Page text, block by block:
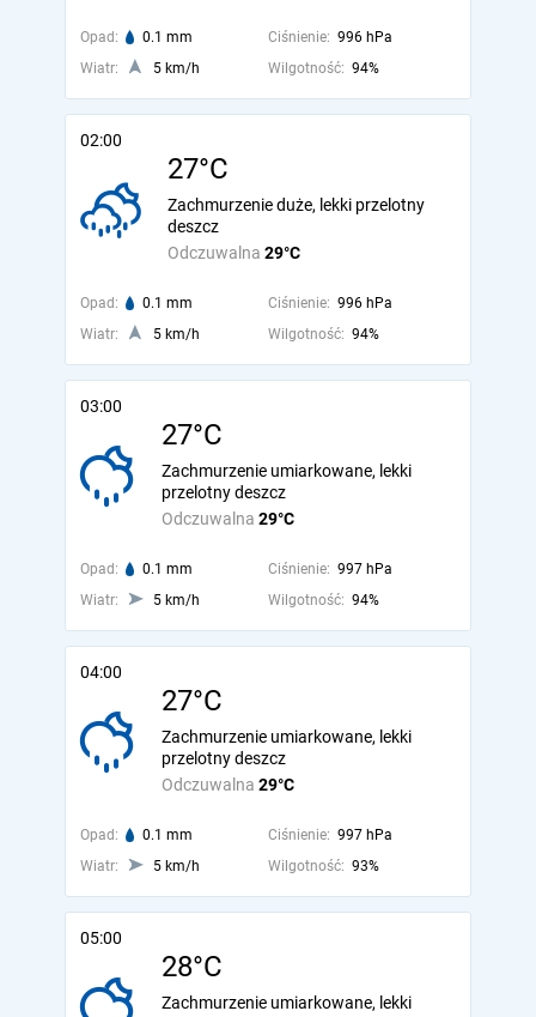
Opad: 0.1 mm Ciśnienie: 996 hPa
Wiatr:
5 km/h Wilgotność: 94%
02:00
27°C
Odczuwalna 29°C
Zachmurzenie duże, lekki przelotny
deszcz
Opad: 0.1 mm Ciśnienie: 996 hPa
Wiatr:
5 km/h Wilgotność: 94%
03:00
27°C
Odczuwalna 29°C
Zachmurzenie umiarkowane, lekki
przelotny deszcz
Opad: 0.1 mm Ciśnienie: 997 hPa
Wiatr:
5 km/h Wilgotność: 94%
04:00
27°C
Odczuwalna 29°C
Zachmurzenie umiarkowane, lekki
przelotny deszcz
Opad: 0.1 mm Ciśnienie: 997 hPa
Wiatr:
5 km/h Wilgotność: 93%
05:00
28°C
Zachmurzenie umiarkowane, lekki